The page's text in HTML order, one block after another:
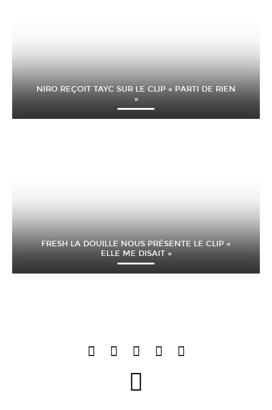
NIRO REÇOIT TAYC SUR LE CLIP « PARTI DE RIEN
»
FRESH LA DOUILLE NOUS PRÉSENTE LE CLIP «
ELLE ME DISAIT »